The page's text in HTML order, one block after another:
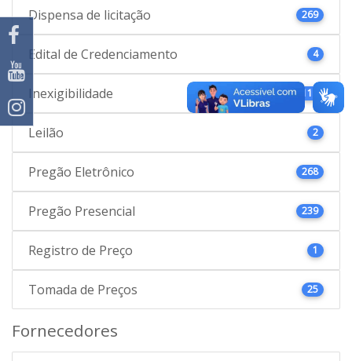
Dispensa de licitação 269
Edital de Credenciamento 4
Inexigibilidade 115
Leilão 2
Pregão Eletrônico 268
Pregão Presencial 239
Registro de Preço 1
Tomada de Preços 25
Fornecedores